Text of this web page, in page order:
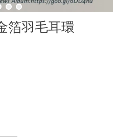
箔羽毛耳環